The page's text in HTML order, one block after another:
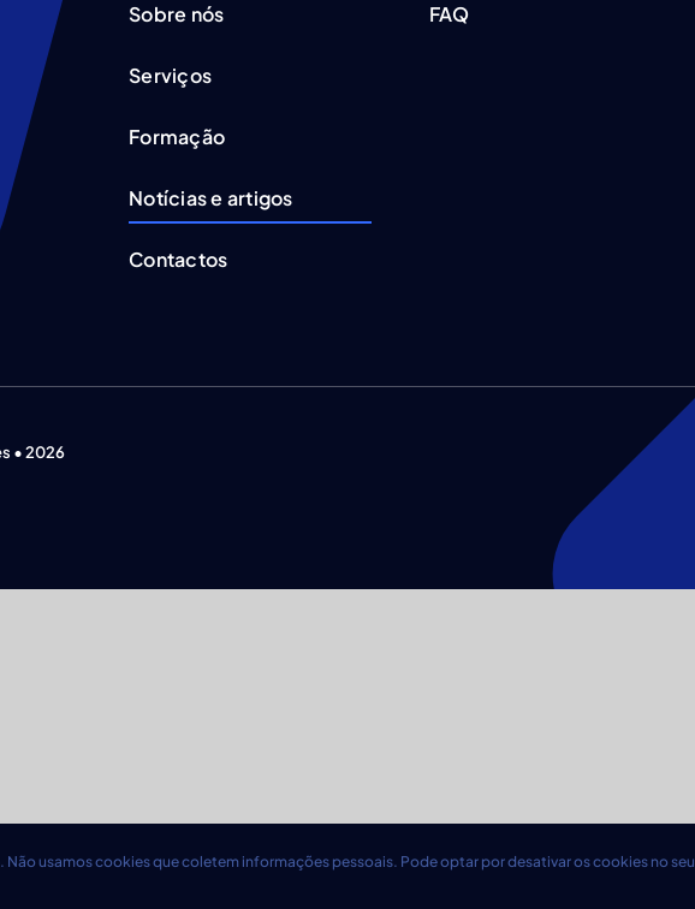
Sobre nós
Serviços
Formação
Notícias e artigos
Contactos
FAQ
• 2026
usamos cookies que coletem informações pessoais. Pode optar por desativar os cookies no seu